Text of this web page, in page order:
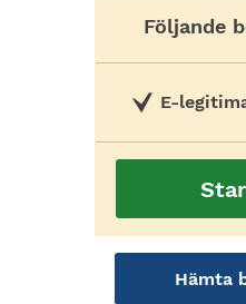
Följande
E-
Hämta